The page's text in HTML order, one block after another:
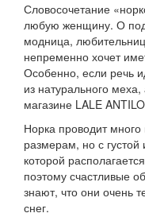
Словосочетание
любую женщину. О
модница,
непременно хочет
Особенно, если речь
из натурального
магазине LALE
Норка проводит
размерам, но с
которой
поэтому счастливые
знают, что они очень
снег.